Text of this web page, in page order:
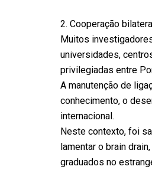
2.⁠ Cooperação
Muitos
universidades,
privilegiadas entre
A manutenção de
conhecimento, o
internacional.
Neste contexto, foi
lamentar o brain
graduados no